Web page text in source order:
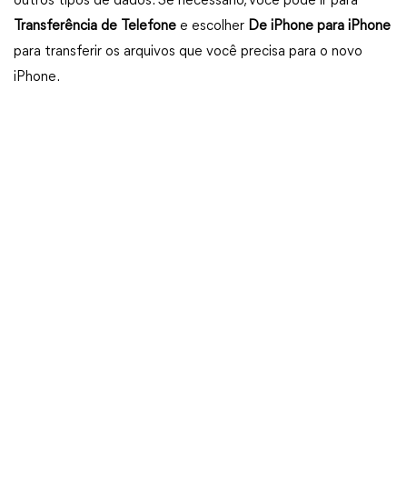
Transferência de Telefone e escolher De iPhone para iPhone
para transferir os arquivos que você precisa para o novo
iPhone.